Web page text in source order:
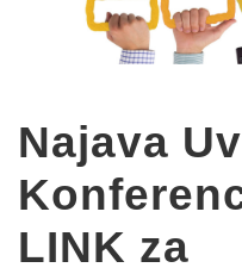
Najava
LINK za